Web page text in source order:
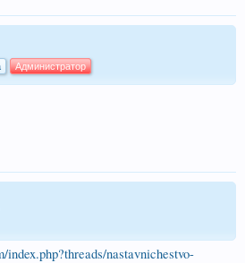
Администратор
nastavnichestvo-